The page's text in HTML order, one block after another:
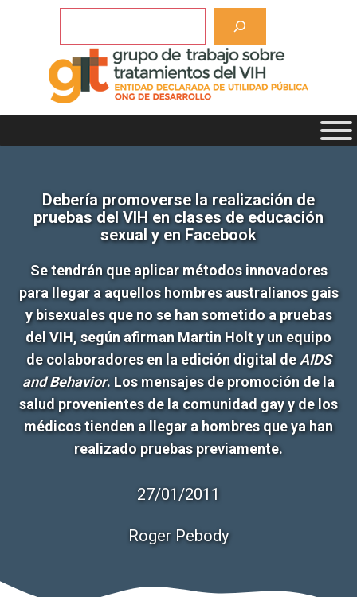
Debería promoverse la realización de
pruebas del VIH en clases de educación
sexual y en Facebook
Se tendrán que aplicar métodos innovadores
para llegar a aquellos hombres australianos gais
y bisexuales que no se han sometido a pruebas
del VIH, según afirman Martin Holt y un equipo
de colaboradores en la edición digital deAIDS
and Behavior. Los mensajes de promoción de la
salud provenientes de la comunidad gay y de los
médicos tienden a llegar a hombres que ya han
realizado pruebas previamente.
27/01/2011
Roger Pebody